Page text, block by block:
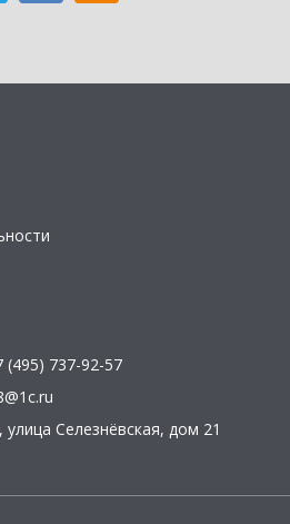
(495) 737-92-57
, улица Селезнёвская, дом 21